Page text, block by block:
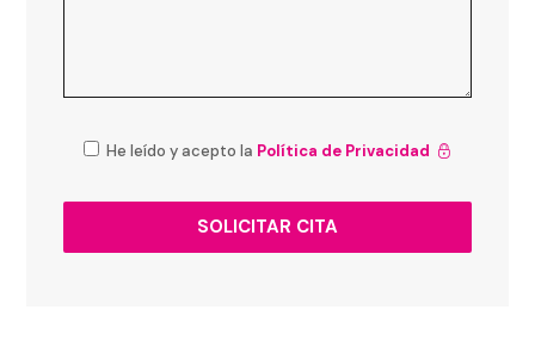
He leído y acepto la Política de Privacidad